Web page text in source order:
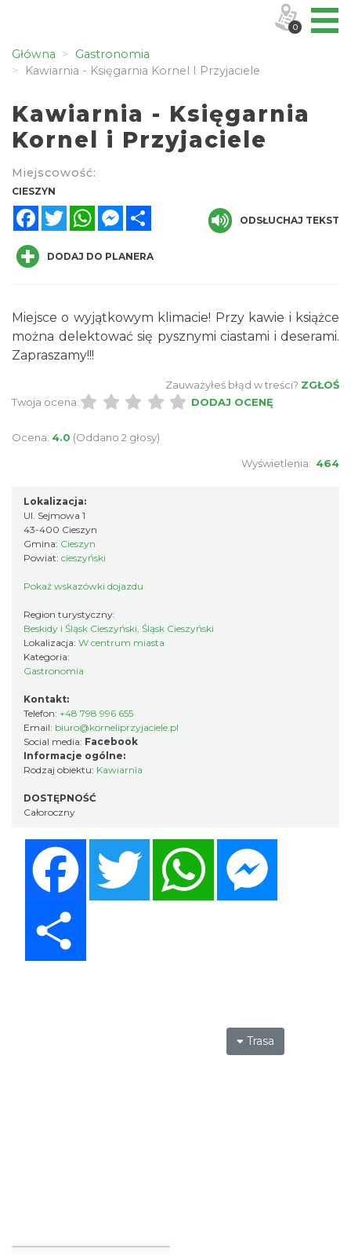
Główna
Gastronomia
Kawiarnia - Księgarnia Kornel I Przyjaciele
Kawiarnia - Księgarnia
Kornel i Przyjaciele
Miejscowość:
CIESZYN
FacebookTwitterWhatsAppMessenger
ODSŁUCHAJ TEKST
DODAJ DO PLANERA
Miejsce o wyjątkowym klimacie! Przy kawie i książce
można delektować się pysznymi ciastami i deserami.
Zapraszamy!!!
Zauważyłeś błąd w treści? ZGŁOŚ
Twoja ocena:
DODAJ OCENĘ
Ocena: 4.0 (Oddano 2 głosy)
Wyświetlenia: 464
Lokalizacja:
Ul. Sejmowa 1
43-400 Cieszyn
Gmina: Cieszyn
Powiat: cieszyński
Pokaż wskazówki dojazdu
Region turystyczny:
Beskidy i Śląsk Cieszyński, Śląsk Cieszyński
Lokalizacja: W centrum miasta
Kategoria:
Gastronomia
Kontakt:
Telefon: +48 798 996 655
Email: biuro@korneliprzyjaciele.pl
Social media: Facebook
Informacje ogólne:
Rodzaj obiektu: Kawiarnia
DOSTĘPNOŚĆ
Całoroczny
Twitter WhatsApp
Trasa
0